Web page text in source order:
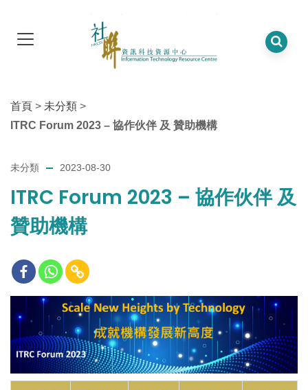
首頁 > 未分類 >
ITRC Forum 2023 – 協作伙伴 及 贊助機構
未分類 2023-08-30
ITRC Forum 2023 – 協作伙伴 及
贊助機構